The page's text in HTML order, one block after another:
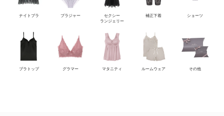
ナイトブラ ブラジャー
セクシー
ランジェリー
補正下着 ショーツ
ブラトップ グラマー マタニティ ルームウェア その他